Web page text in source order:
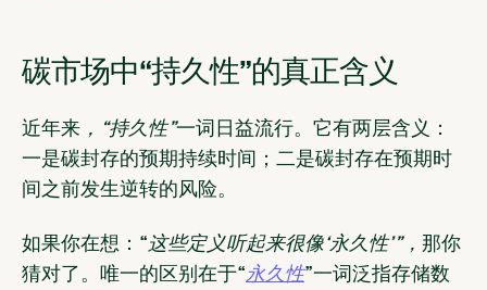
碳市场中“持久性”的真正含义
近年来 ，“持久性”一词日益流行。它有两层含义：
一是碳封存的预期持续时间；二是碳封存在预期时
间之前发生逆转的风险。
如果你在想：“这些定义听起来很像‘永久性’”， 那你
猜对了。唯一的区别在于“永久性”一词泛指存储数